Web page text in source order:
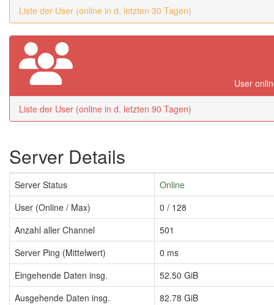
Liste der User (online in d. letzten 30 Tagen)
User
Liste der User (online in d. letzten 90 Tagen)
Server Details
Server Status
Online
User (Online / Max)
0 / 128
Anzahl aller Channel
501
Server Ping (Mittelwert)
0 ms
Eingehende Daten insg.
52.50 GiB
Ausgehende Daten insg.
82.78 GiB